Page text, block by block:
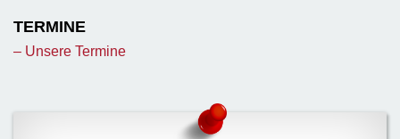
TERMINE
– Unsere Termine